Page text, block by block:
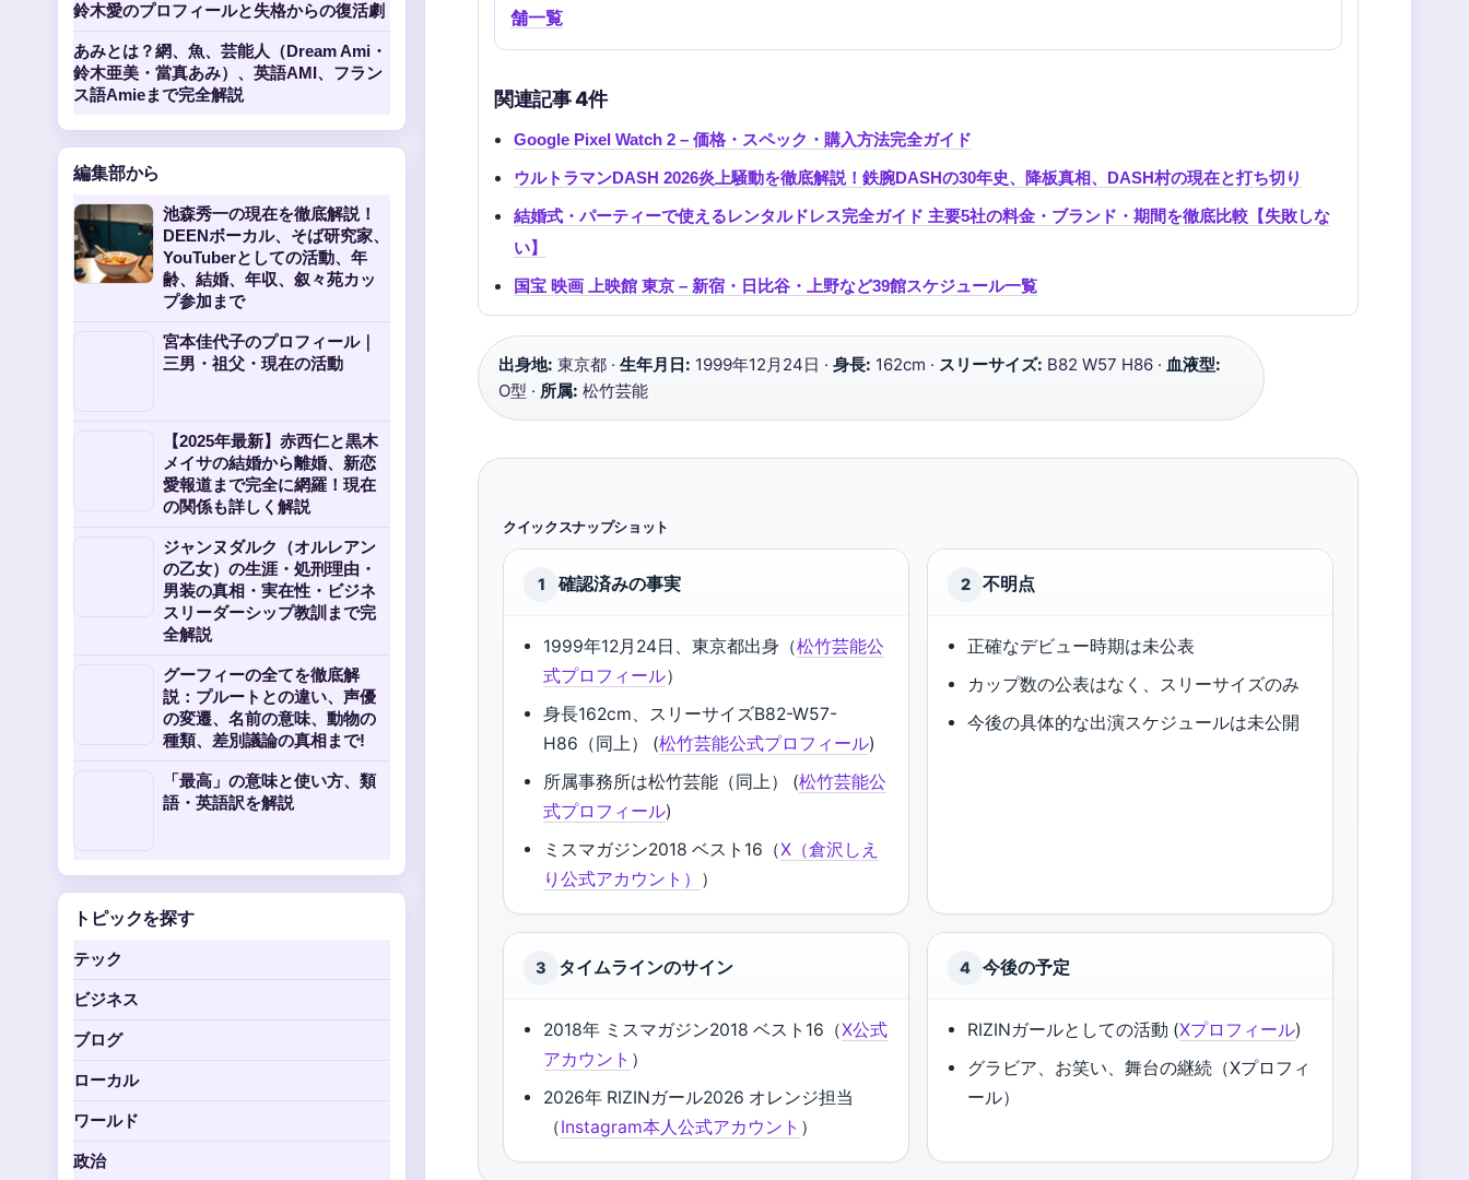
舗一覧
関連記事 4件
Google Pixel Watch 2 – 価格・スペック・購入方法完全ガイド
ウルトラマンDASH 2026炎上騒動を徹底解説！鉄腕DASHの30年史、降板真相、DASH村の現在と打ち切り
結婚式・パーティーで使えるレンタルドレス完全ガイド 主要5社の料金・ブランド・期間を徹底比較【失敗しな
い】
国宝 映画 上映館 東京 – 新宿・日比谷・上野など39館スケジュール一覧
出身地: 東京都 · 生年月日: 1999年12月24日 · 身長: 162cm · スリーサイズ: B82 W57 H86 · 血液型:
O型 · 所属: 松竹芸能
クイックスナップショット
1 確認済みの事実
1999年12月24日、東京都出身（松竹芸能公
式プロフィール）
身長162cm、スリーサイズB82-W57-
H86（同上） (松竹芸能公式プロフィール)
所属事務所は松竹芸能（同上） (松竹芸能公
式プロフィール)
ミスマガジン2018 ベスト16（X（倉沢しえ
り公式アカウント） ）
2 不明点
正確なデビュー時期は未公表
カップ数の公表はなく、スリーサイズのみ
今後の具体的な出演スケジュールは未公開
3 タイムラインのサイン
2018年 ミスマガジン2018 ベスト16（X公式
アカウント ）
2026年 RIZINガール2026 オレンジ担当
（Instagram本人公式アカウント ）
4 今後の予定
RIZINガールとしての活動 (Xプロフィール)
グラビア、お笑い、舞台の継続（Xプロフィ
ール）
鈴木愛のプロフィールと失格からの復活劇
あみとは？網、魚、芸能人（Dream Ami・
鈴木亜美・當真あみ）、英語AMI、フラン
ス語Amieまで完全解説
編集部から
池森秀一の現在を徹底解説！
DEENボーカル、そば研究家、
YouTuberとしての活動、年
齢、結婚、年収、叙々苑カッ
プ参加まで
宮本佳代子のプロフィール｜
三男・祖父・現在の活動
【2025年最新】赤西仁と黒木
メイサの結婚から離婚、新恋
愛報道まで完全に網羅！現在
の関係も詳しく解説
ジャンヌダルク（オルレアン
の乙女）の生涯・処刑理由・
男装の真相・実在性・ビジネ
スリーダーシップ教訓まで完
全解説
グーフィーの全てを徹底解
説：プルートとの違い、声優
の変遷、名前の意味、動物の
種類、差別議論の真相まで!
「最高」の意味と使い方、類
語・英語訳を解説
トピックを探す
テック
ビジネス
ブログ
ローカル
ワールド
政治